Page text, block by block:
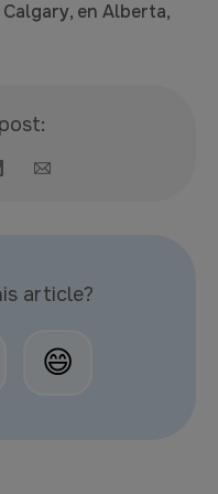
en Alberta,
article?
😄